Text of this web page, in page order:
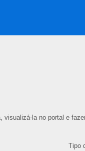
la no portal e
Tipo